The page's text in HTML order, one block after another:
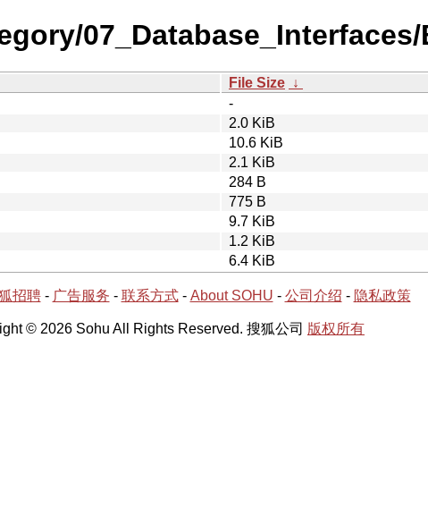
07_Database_Interfaces/
File Size ↓
-
2.0 KiB
10.6 KiB
2.1 KiB
284 B
775 B
9.7 KiB
1.2 KiB
6.4 KiB
招聘- 广告服务 - 联系方式- About SOHU - 公司介绍 - 隐私政策
© 2026 Sohu All Rights Reserved. 搜狐公司 版权所有